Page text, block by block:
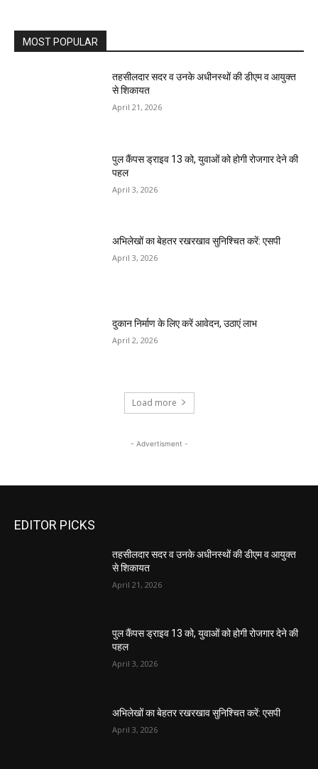
MOST POPULAR
तहसीलदार सदर व उनके अधीनस्थों की डीएम व आयुक्त
से शिकायत
April 21, 2026
पुल कैंपस ड्राइव 13 को, युवाओं को होगी रोजगार देने की
पहल
April 3, 2026
अभिलेखों का बेहतर रखरखाव सुनिश्चित करें: एसपी
April 3, 2026
दुकान निर्माण के लिए करें आवेदन, उठाएं लाभ
April 2, 2026
Load more
- Advertisment -
EDITOR PICKS
तहसीलदार सदर व उनके अधीनस्थों की डीएम व आयुक्त
से शिकायत
April 21, 2026
पुल कैंपस ड्राइव 13 को, युवाओं को होगी रोजगार देने की
पहल
April 3, 2026
अभिलेखों का बेहतर रखरखाव सुनिश्चित करें: एसपी
April 3, 2026